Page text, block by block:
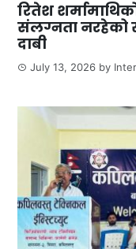
रितेश
संलग्नता नरहेको
दाबी
July 13, 2026 by